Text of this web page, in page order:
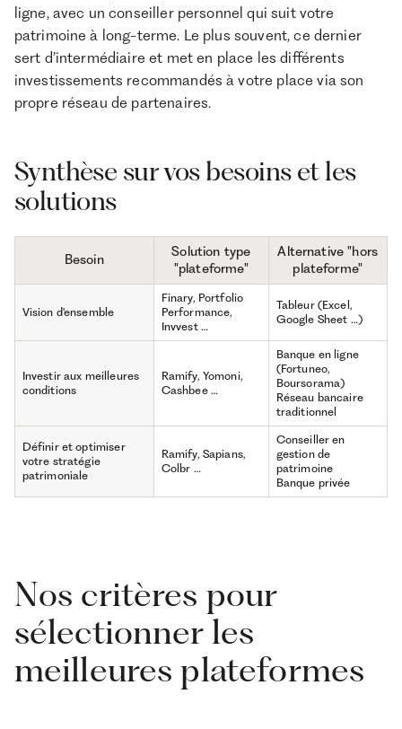
ligne, avec un conseiller personnel qui suit votre
patrimoine à long-terme. Le plus souvent, ce dernier
sert d’intermédiaire et met en place les différents
investissements recommandés à votre place via son
propre réseau de partenaires.
Synthèse sur vos besoins et les
solutions
Besoin
Solution type
"plateforme"
Alternative "hors
plateforme"
Vision d'ensemble
Finary, Portfolio
Performance,
Invvest …
Tableur (Excel,
Google Sheet …)
Investir aux meilleures
conditions
Ramify, Yomoni,
Cashbee …
Banque en ligne
(Fortuneo,
Boursorama)
Réseau bancaire
traditionnel
Définir et optimiser
votre stratégie
patrimoniale
Ramify, Sapians,
Colbr …
Conseiller en
gestion de
patrimoine
Banque privée
Nos critères pour
sélectionner les
meilleures plateformes